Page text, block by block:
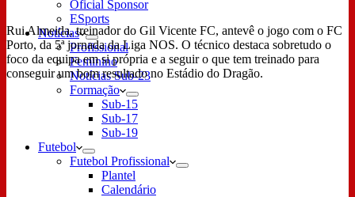
Oficial Sponsor
ESports
Notícias
Profissional
Feminino
Notícias Sub-23
Formação
Sub-15
Sub-17
Sub-19
Futebol
Futebol Profissional
Plantel
Calendário
Rui Almeida, treinador do Gil Vicente FC, antevê o jogo com o FC
Porto, da 5ª jornada da Liga NOS. O técnico destaca sobretudo o
foco da equipa em si própria e a seguir o que tem treinado para
conseguir um bom resultado no Estádio do Dragão.